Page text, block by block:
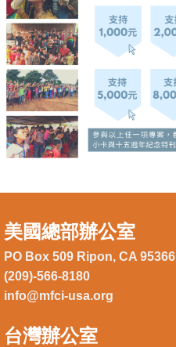
美國總部辦公室
PO Box 509 Ripon, CA 95366
(209)-566-8180
info@mfci-usa.org
台灣辦公室